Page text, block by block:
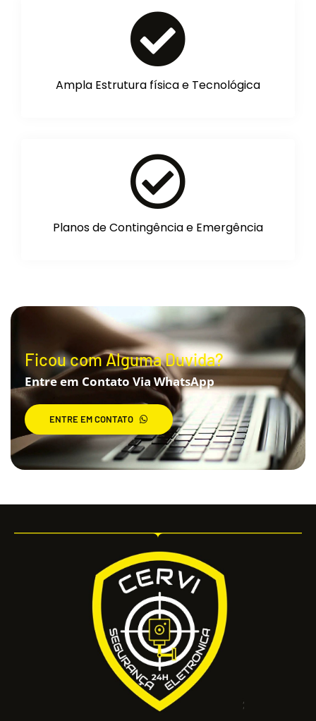
Ampla Estrutura física e Tecnológica
Planos de Contingência e Emergência
Ficou com Alguma Duvida?
Entre em Contato Via WhatsApp
ENTRE EM CONTATO